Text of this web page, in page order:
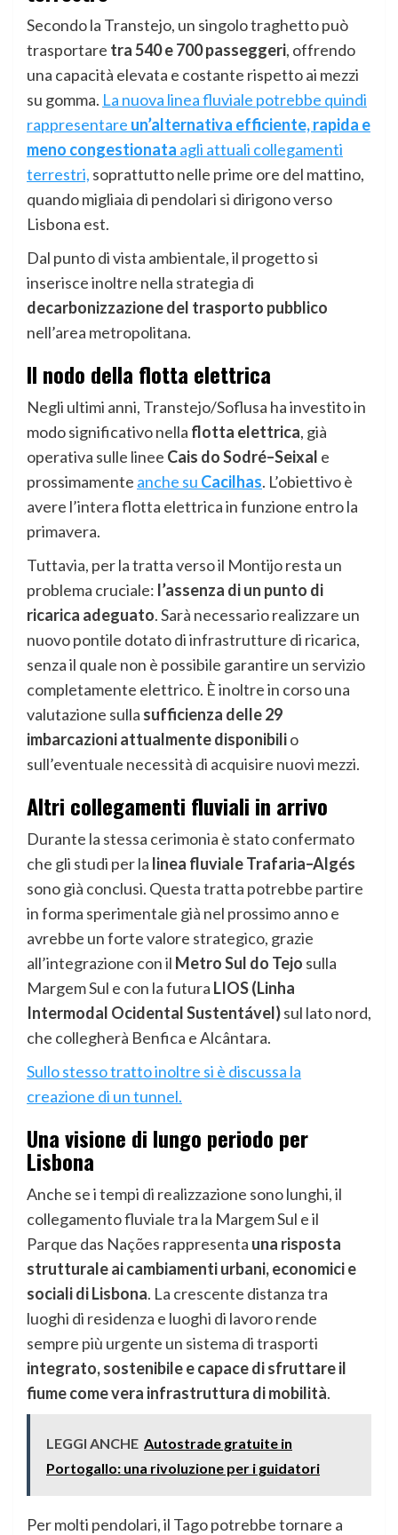
Secondo la Transtejo, un singolo traghetto può
trasportare tra 540 e 700 passeggeri, offrendo
una capacità elevata e costante rispetto ai mezzi
su gomma. La nuova linea fluviale potrebbe quindi
rappresentare un’alternativa efficiente, rapida e
meno congestionata agli attuali collegamenti
terrestri, soprattutto nelle prime ore del mattino,
quando migliaia di pendolari si dirigono verso
Lisbona est.
Dal punto di vista ambientale, il progetto si
inserisce inoltre nella strategia di
decarbonizzazione del trasporto pubblico
nell’area metropolitana.
Il nodo della flotta elettrica
Negli ultimi anni, Transtejo/Soflusa ha investito in
modo significativo nella flotta elettrica, già
operativa sulle linee Cais do Sodré–Seixal e
prossimamente anche su Cacilhas. L’obiettivo è
avere l’intera flotta elettrica in funzione entro la
primavera.
Tuttavia, per la tratta verso il Montijo resta un
problema cruciale: l’assenza di un punto di
ricarica adeguato. Sarà necessario realizzare un
nuovo pontile dotato di infrastrutture di ricarica,
senza il quale non è possibile garantire un servizio
completamente elettrico. È inoltre in corso una
valutazione sulla sufficienza delle 29
imbarcazioni attualmente disponibilio
sull’eventuale necessità di acquisire nuovi mezzi.
Altri collegamenti fluviali in arrivo
Durante la stessa cerimonia è stato confermato
che gli studi per la linea fluviale Trafaria–Algés
sono già conclusi. Questa tratta potrebbe partire
in forma sperimentale già nel prossimo anno e
avrebbe un forte valore strategico, grazie
all’integrazione con il Metro Sul do Tejo sulla
Margem Sul e con la futura LIOS (Linha
Intermodal Ocidental Sustentável)sul lato nord,
che collegherà Benfica e Alcântara.
Sullo stesso tratto inoltre si è discussa la
creazione di un tunnel.
Una visione di lungo periodo per
Lisbona
Anche se i tempi di realizzazione sono lunghi, il
collegamento fluviale tra la Margem Sul e il
Parque das Nações rappresenta una risposta
strutturale ai cambiamenti urbani, economici e
sociali di Lisbona. La crescente distanza tra
luoghi di residenza e luoghi di lavoro rende
sempre più urgente un sistema di trasporti
integrato, sostenibile e capace di sfruttare il
fiume come vera infrastruttura di mobilità.
LEGGI ANCHE Autostrade gratuite in
Portogallo: una rivoluzione per i guidatori
Per molti pendolari, il Tago potrebbe tornare a